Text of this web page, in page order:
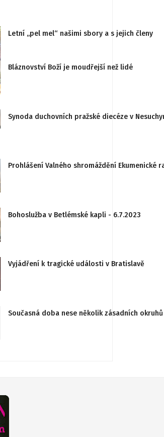
Letní „pel mel“ našimi sbory a s jejich členy
Bláznovství Boží je moudřejší než lidé
Synoda duchovních pražské diecéze v
Prohlášení Valného shromáždění
Bohoslužba v Betlémské kapli - 6.7.2023
Vyjádření k tragické události v Bratislavě
Současná doba nese několik zásadních